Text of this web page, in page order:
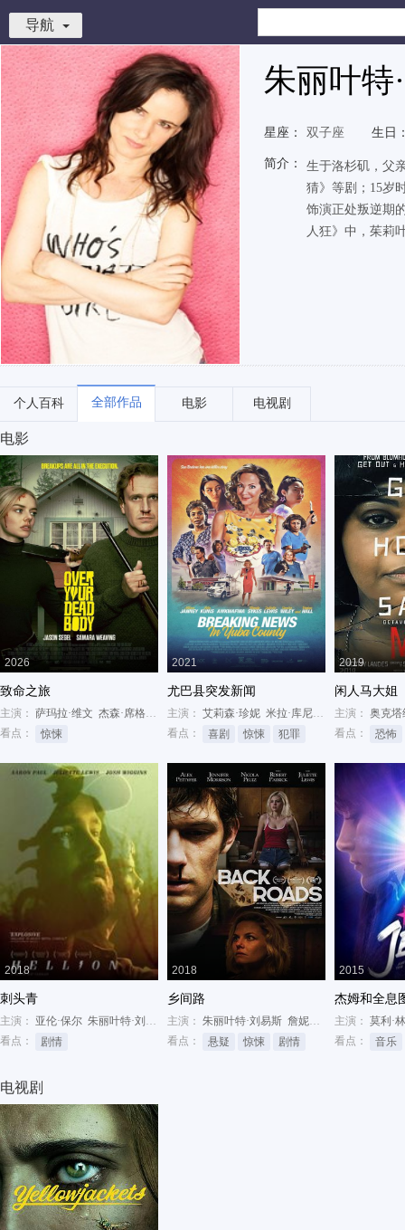
导航
朱丽叶特
星座： 双子座 生日
简介：
生于洛杉矶，父
猜》等剧；15岁
饰演正处叛逆期
人狂》中，茱莉
个人百科 全部作品 电影 电视剧
电影
2026
致命之旅
主演： 萨玛拉·维文 杰森·席格尔
蒂莫西·奥利芬特
看点：
惊悚
2021
尤巴县突发新闻
主演： 艾莉森·珍妮 米拉·库尼斯
奥卡菲娜
看点：
喜剧 惊悚 犯罪
2019
闲人马大姐
主演： 奥克塔
看点：
恐怖
2018
刺头青
主演： 亚伦·保尔 朱丽叶特·刘易斯
Jonny Mars
看点：
剧情
2018
乡间路
主演： 朱丽叶特·刘易斯 詹妮弗·莫里森
妮可拉·
看点：
悬疑 惊悚 剧情
2015
杰姆和全息
主演： 莫利·
看点：
音乐
电视剧